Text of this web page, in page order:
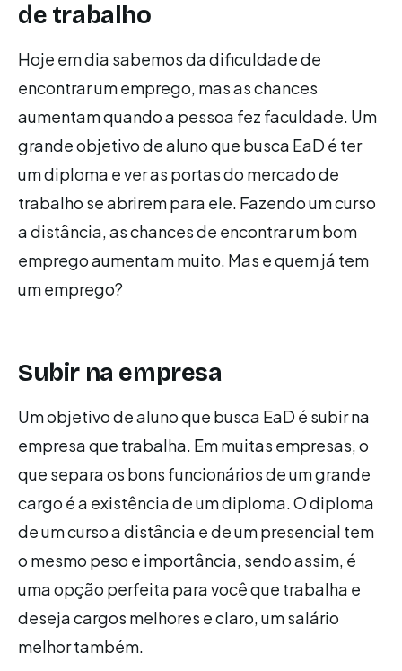
de trabalho
Hoje em dia sabemos da dificuldade de
encontrar um emprego, mas as chances
aumentam quando a pessoa fez faculdade. Um
grande objetivo de aluno que busca EaD é ter
um diploma e ver as portas do mercado de
trabalho se abrirem para ele. Fazendo um curso
a distância, as chances de encontrar um bom
emprego aumentam muito. Mas e quem já tem
um emprego?
Subir na empresa
Um objetivo de aluno que busca EaD é subir na
empresa que trabalha. Em muitas empresas, o
que separa os bons funcionários de um grande
cargo é a existência de um diploma. O diploma
de um curso a distância e de um presencial tem
o mesmo peso e importância, sendo assim, é
uma opção perfeita para você que trabalha e
deseja cargos melhores e claro, um salário
melhor também.